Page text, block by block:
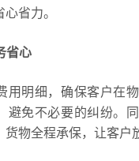
省力。
省心
用明细，确保客户在
避免不必要的纠纷。
物全程承保，让客户